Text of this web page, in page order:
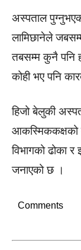
अस्पताल
लामिछानेले
तबसम्म कुनै पनि
कोही भए पनि
हिजो बेलुकी
आकस्मिककक्षको
विभागको ढोका
जनाएको छ ।
Comments